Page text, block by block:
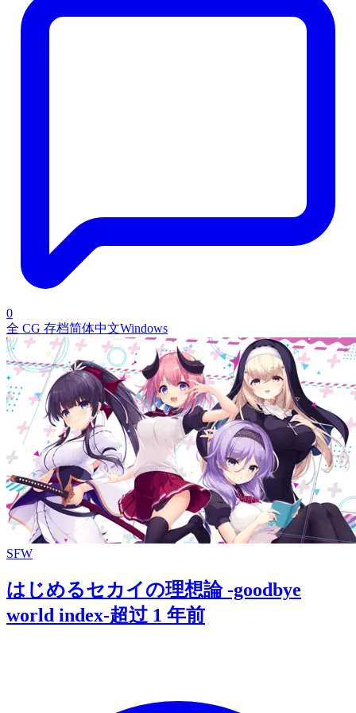
0
全 CG 存档简体中文Windows
SFW
はじめるセカイの理想論 -goodbye
world index-超过 1 年前